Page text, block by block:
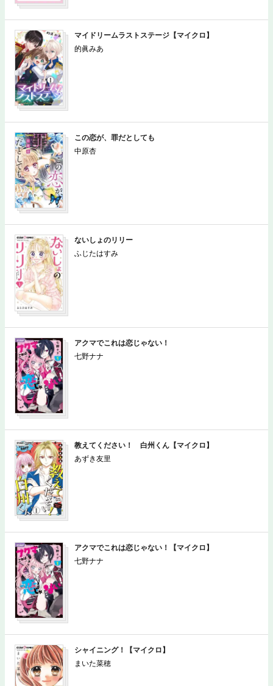
マイドリームラストステージ【マイクロ】
的眞みあ
この恋が、罪だとしても
中原杏
ないしょのリリー
ふじたはすみ
アクマでこれは恋じゃない！
七野ナナ
教えてください！ 白州くん【マイクロ】
あずき友里
アクマでこれは恋じゃない！【マイクロ】
七野ナナ
シャイニング！【マイクロ】
まいた菜穂